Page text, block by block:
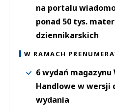
na portalu
ponad 50 tys.
dziennikarskich
W RAMACH
6 wydań magazynu
Handlowe w wersji
wydania